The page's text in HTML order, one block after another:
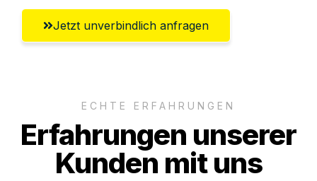
Jetzt unverbindlich anfragen
ECHTE ERFAHRUNGEN
Erfahrungen unserer
Kunden mit uns